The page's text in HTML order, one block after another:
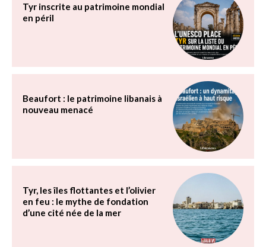
Tyr inscrite au patrimoine mondial
en péril
Beaufort : le patrimoine libanais à
nouveau menacé
Tyr, les îles flottantes et l’olivier
en feu : le mythe de fondation
d’une cité née de la mer